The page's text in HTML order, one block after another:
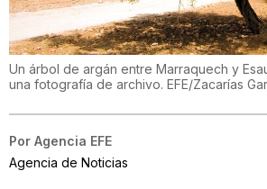
Un árbol de argán entre Marraquech y
una fotografía de archivo. EFE/Zacarías
Por Agencia EFE
Agencia de Noticias